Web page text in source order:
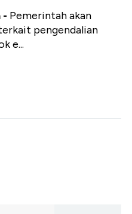
- Pemerintah akan
pengendalian
e...